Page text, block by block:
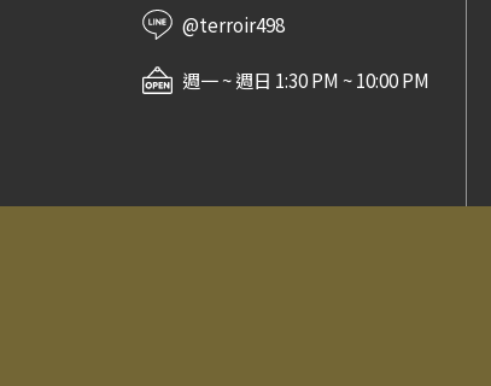
Jean-Pierre Mugneret
Domaine Cornu
@terroir498
週一 ~ 週日 1:30 PM ~ 10:00 PM